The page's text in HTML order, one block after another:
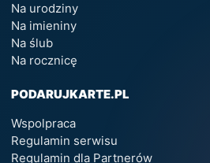
Na urodziny
Na imieniny
Na ślub
Na rocznicę
PODARUJKARTE.PL
Wspolpraca
Regulamin serwisu
Regulamin dla Partnerów